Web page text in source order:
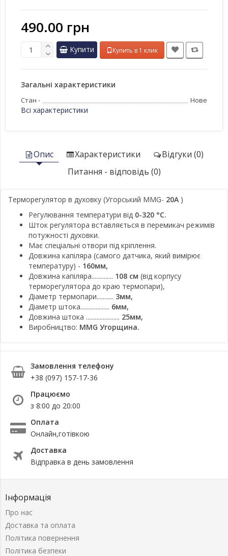
490.00 грн
Купити Купить в 1 клик
Загальні характеристики
Стан - Нове
Всі характеристики
Опис Характеристики
Відгуки (0)
Питання - відповідь (0)
Терморегулятор в духовку (Угорський MMG- 20A )
Регулювання температури від 0-320 °C.
Шток регулятора вставляється в перемикач режимів
потужності духовки.
Має спеціальні отвори під кріплення.
Довжина капіляра (самого датчика, який вимірює
температуру) - 160мм,
Довжина капіляра.............. 108 см (від корпусу
терморегулятора до краю термопари),
Діаметр термопари........... 3мм,
Діаметр штока................... 6мм,
Довжина штока ...................... 25мм,
Виробництво: MMG Угорщина.
Замовлення телефону
+38 (097) 157-17-36
Працюємо
з 8:00 до 20:00
Оплата
Онлайн,готівкою
Доставка
Відправка в день замовлення
Інформація
Про нас
Доставка та оплата
Політика повернення
Політика безпеки